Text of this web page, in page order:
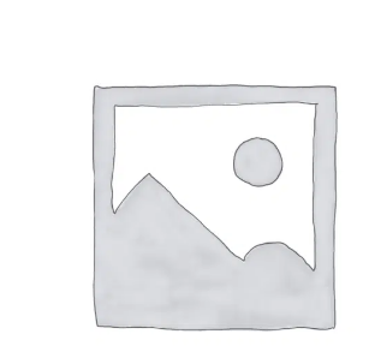
Arbres fruitiers
Plantes méditerranéennes et exotiques
Plantes
Plantes
Plantes
Plantes
Plantes